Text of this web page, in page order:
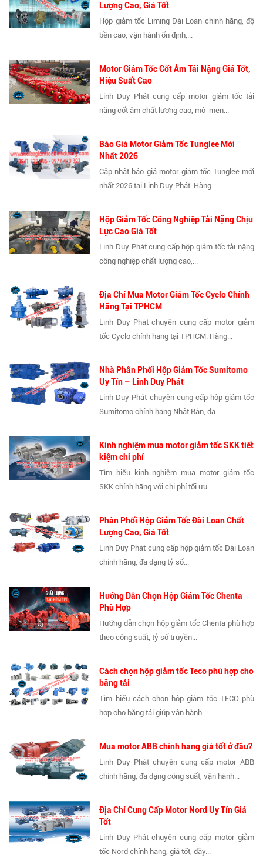
Lượng Cao, Giá Tốt
Hộp giảm tốc Liming Đài Loan chính hãng, độ
bền cao, vận hành ổn định,...
Motor Giảm Tốc Cốt Âm Tải Nặng Giá Tốt,
Hiệu Suất Cao
Linh Duy Phát cung cấp motor giảm tốc tải
nặng cốt âm chất lượng cao, mô-men...
Báo Giá Motor Giảm Tốc Tunglee Mới
Nhất 2026
Cập nhật báo giá motor giảm tốc Tunglee mới
nhất 2026 tại Linh Duy Phát. Hàng...
Hộp Giảm Tốc Công Nghiệp Tải Nặng Chịu
Lực Cao Giá Tốt
Linh Duy Phát cung cấp hộp giảm tốc tải nặng
công nghiệp chất lượng cao,...
Địa Chỉ Mua Motor Giảm Tốc Cyclo Chính
Hãng Tại TPHCM
Linh Duy Phát chuyên cung cấp motor giảm
tốc Cyclo chính hãng tại TPHCM. Hàng...
Nhà Phân Phối Hộp Giảm Tốc Sumitomo
Uy Tín – Linh Duy Phát
Linh Duy Phát chuyên cung cấp hộp giảm tốc
Sumitomo chính hãng Nhật Bản, đa...
Kinh nghiệm mua motor giảm tốc SKK tiết
kiệm chi phí
Tìm hiểu kinh nghiệm mua motor giảm tốc
SKK chính hãng với chi phí tối ưu....
Phân Phối Hộp Giảm Tốc Đài Loan Chất
Lượng Cao, Giá Tốt
Linh Duy Phát cung cấp hộp giảm tốc Đài Loan
chính hãng, đa dạng tỷ số...
Hướng Dẫn Chọn Hộp Giảm Tốc Chenta
Phù Hợp
Hướng dẫn chọn hộp giảm tốc Chenta phù hợp
theo công suất, tỷ số truyền...
Cách chọn hộp giảm tốc Teco phù hợp cho
băng tải
Tìm hiểu cách chọn hộp giảm tốc TECO phù
hợp cho băng tải giúp vận hành...
Mua motor ABB chính hãng giá tốt ở đâu?
Linh Duy Phát chuyên cung cấp motor ABB
chính hãng, đa dạng công suất, vận hành...
Địa Chỉ Cung Cấp Motor Nord Uy Tín Giá
Tốt
Linh Duy Phát chuyên cung cấp motor giảm
tốc Nord chính hãng, giá tốt, đầy...